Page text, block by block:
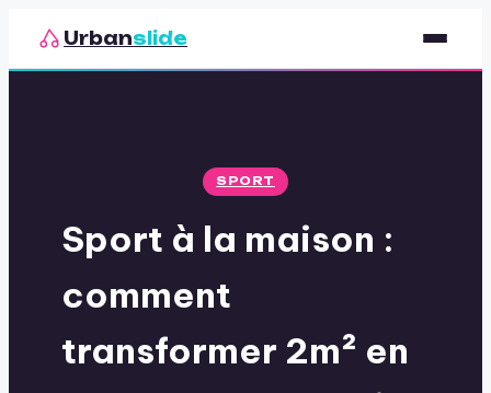
Urbanslide
Loisirs
SPORT
Sport à la maison :
comment
transformer 2m² en